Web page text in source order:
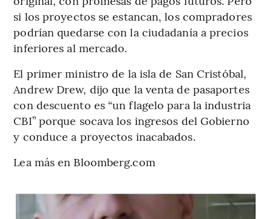
si los proyectos se estancan, los compradores
podrían quedarse con la ciudadanía a precios
inferiores al mercado.
El primer ministro de la isla de San Cristóbal,
Andrew Drew, dijo que la venta de pasaportes
con descuento es “un flagelo para la industria
CBI” porque socava los ingresos del Gobierno
y conduce a proyectos inacabados.
Lea más en Bloomberg.com